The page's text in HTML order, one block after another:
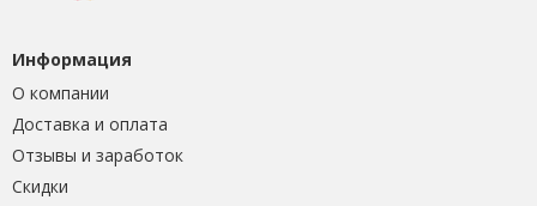
Информация
О компании
Доставка и оплата
Отзывы и заработок
Скидки